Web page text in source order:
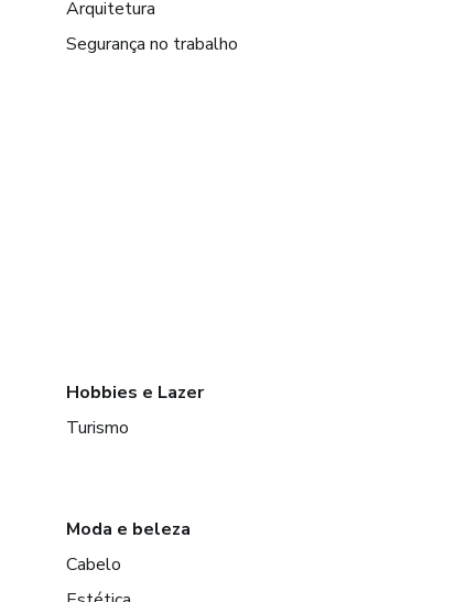
Arquitetura
Segurança no trabalho
Hobbies e Lazer
Turismo
Moda e beleza
Cabelo